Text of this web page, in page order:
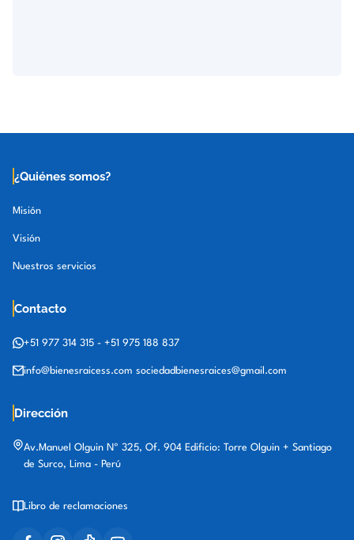
¿Quiénes somos?
Misión
Visión
Nuestros servicios
Contacto
+51 977 314 315 - +51 975 188 837
info@bienesraicess.com sociedadbienesraices@gmail.com
Dirección
Av.Manuel Olguin Nº 325, Of. 904 Edificio: Torre Olguin + Santiago
de Surco, Lima - Perú
Libro de reclamaciones